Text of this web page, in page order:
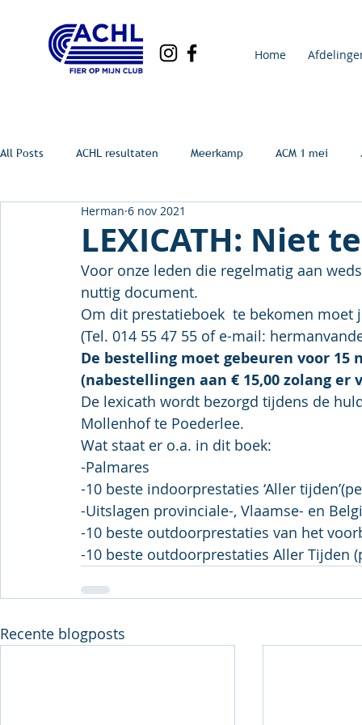
Home
All Posts ACHL resultaten Meerkamp ACM 1 mei
LEXICATH: Niet
Herman 6 nov 2021
Voor onze leden die regelmatig aan
nuttig document.
Om dit prestatieboek  te bekomen moet
(Tel. 014 55 47 55 of e-mail:
De bestelling moet gebeuren voor 15
(nabestellingen aan € 15,00 zolang er
De lexicath wordt bezorgd tijdens de
Mollenhof te Poederlee.
Wat staat er o.a. in dit boek:
-Palmares
-10 beste indoorprestaties ‘Aller
-Uitslagen provinciale-, Vlaamse- en
-10 beste outdoorprestaties van het
-10 beste outdoorprestaties Aller Tijden
Recente blogposts